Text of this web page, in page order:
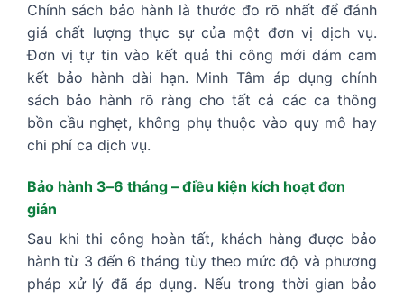
Chính sách bảo hành là thước đo rõ nhất để đánh
giá chất lượng thực sự của một đơn vị dịch vụ.
Đơn vị tự tin vào kết quả thi công mới dám cam
kết bảo hành dài hạn. Minh Tâm áp dụng chính
sách bảo hành rõ ràng cho tất cả các ca thông
bồn cầu nghẹt, không phụ thuộc vào quy mô hay
chi phí ca dịch vụ.
Bảo hành 3–6 tháng – điều kiện kích hoạt đơn
giản
Sau khi thi công hoàn tất, khách hàng được bảo
hành từ 3 đến 6 tháng tùy theo mức độ và phương
pháp xử lý đã áp dụng. Nếu trong thời gian bảo